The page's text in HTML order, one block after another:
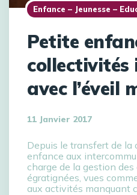
Enfance – Jeunesse –
Petite
collectivités
avec l’éveil
11 Janvier 2017
Depuis le transfert de
enfance aux
charge de la gestion
égratignées, vues
aux activités manquant